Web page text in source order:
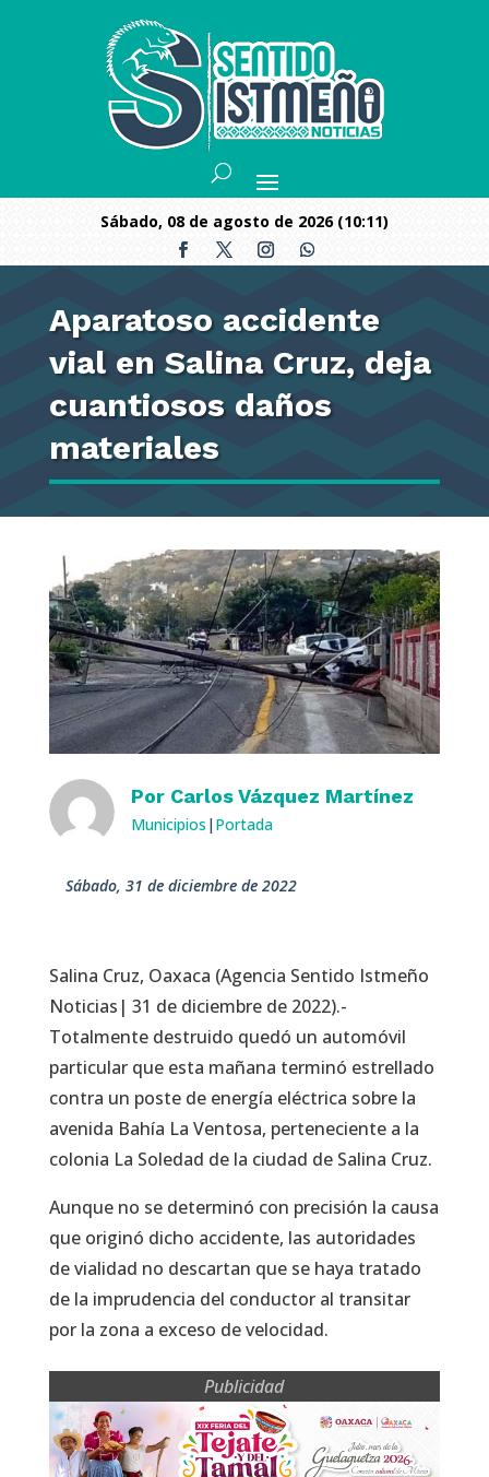
sábado, 08 de agosto de 2026 (10:11)
Aparatoso accidente
vial en Salina Cruz, deja
cuantiosos daños
materiales
Por Carlos Vázquez Martínez
Municipios | Portada
sábado, 31 de diciembre de 2022
Salina Cruz, Oaxaca (Agencia Sentido Istmeño
Noticias| 31 de diciembre de 2022).-
Totalmente destruido quedó un automóvil
particular que esta mañana terminó estrellado
contra un poste de energía eléctrica sobre la
avenida Bahía La Ventosa, perteneciente a la
colonia La Soledad de la ciudad de Salina Cruz.
Aunque no se determinó con precisión la causa
que originó dicho accidente, las autoridades
de vialidad no descartan que se haya tratado
de la imprudencia del conductor al transitar
por la zona a exceso de velocidad.
Publicidad